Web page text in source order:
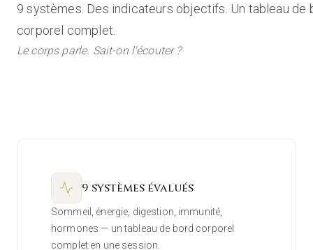
9 systèmes. Des indicateurs objectifs. Un tableau de
corporel complet.
Le corps parle. Sait-on l'écouter ?
9 systèmes évalués
Sommeil, énergie, digestion, immunité,
hormones — un tableau de bord corporel
complet en une session.